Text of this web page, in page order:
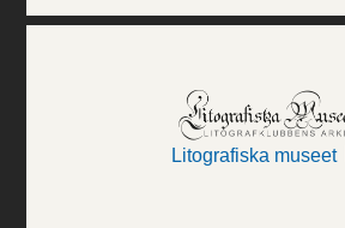
Litografiska museet